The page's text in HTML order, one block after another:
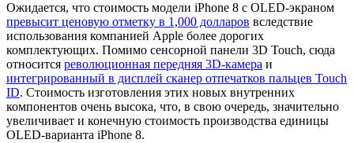
Ожидается, что стоимость модели iPhone 8 с OLED-экраном
превысит ценовую отметку в 1,000 долларов вследствие
использования компанией Apple более дорогих
комплектующих. Помимо сенсорной панели 3D Touch, сюда
относится революционная передняя 3D-камера и
интегрированный в дисплей сканер отпечатков пальцев Touch
ID. Стоимость изготовления этих новых внутренних
компонентов очень высока, что, в свою очередь, значительно
увеличивает и конечную стоимость производства единицы
OLED-варианта iPhone 8.